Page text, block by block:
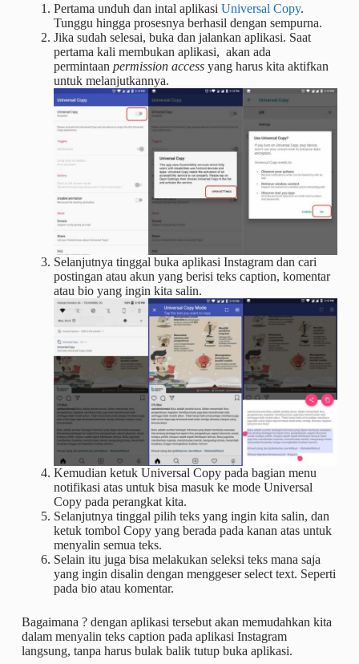
Pertama unduh dan intal aplikasi Universal Copy.
Tunggu hingga prosesnya berhasil dengan sempurna.
Jika sudah selesai, buka dan jalankan aplikasi. Saat
pertama kali membukan aplikasi, akan ada
permintaan permission accessyang harus kita aktifkan
untuk melanjutkannya.
Selanjutnya tinggal buka aplikasi Instagram dan cari
postingan atau akun yang berisi teks caption, komentar
atau bio yang ingin kita salin.
Kemudian ketuk Universal Copy pada bagian menu
notifikasi atas untuk bisa masuk ke mode Universal
Copy pada perangkat kita.
Selanjutnya tinggal pilih teks yang ingin kita salin, dan
ketuk tombol Copy yang berada pada kanan atas untuk
menyalin semua teks.
Selain itu juga bisa melakukan seleksi teks mana saja
yang ingin disalin dengan menggeser select text. Seperti
pada bio atau komentar.
Bagaimana ? dengan aplikasi tersebut akan memudahkan kita
dalam menyalin teks caption pada aplikasi Instagram
langsung, tanpa harus bulak balik tutup buka aplikasi.